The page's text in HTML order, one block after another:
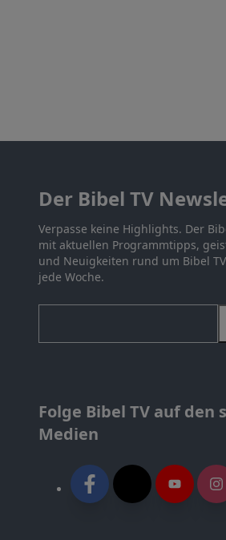
Der Bibel TV
Verpasse keine Highlights. Der
mit aktuellen Programmtipps,
und Neuigkeiten rund um Bibel
jede Woche.
Folge Bibel TV auf den
Medien